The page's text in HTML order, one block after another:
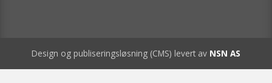
Design og publiseringsløsning (CMS) levert av NSN AS